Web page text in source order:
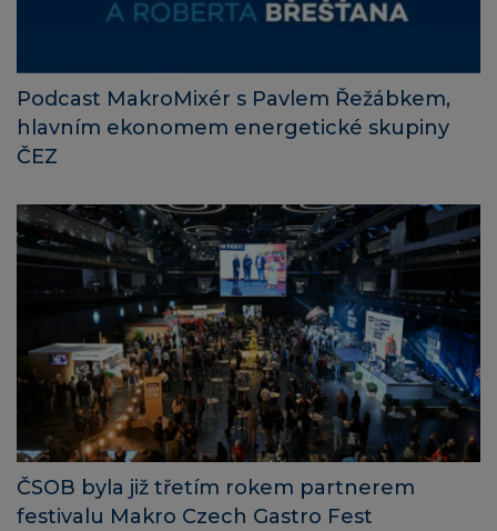
Podcast MakroMixér s Pavlem Řežábkem,
hlavním ekonomem energetické skupiny
ČEZ
ČSOB byla již třetím rokem partnerem
festivalu Makro Czech Gastro Fest